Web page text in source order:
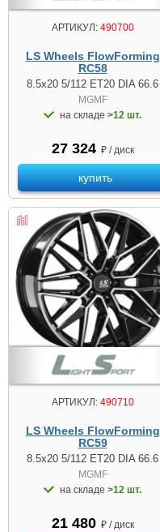
АРТИКУЛ:490700
LS Wheels FlowForming
RC58
8.5x20 5/112 ET20 DIA 66.6
MGMF
на складе >12 шт.
27 324 ₽ / диск
купить
АРТИКУЛ:490710
LS Wheels FlowForming
RC59
8.5x20 5/112 ET20 DIA 66.6
MGMF
на складе >12 шт.
21 480 ₽ / диск